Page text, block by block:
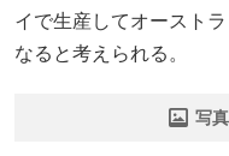
イで生産してオースト
なると考えられる。
写